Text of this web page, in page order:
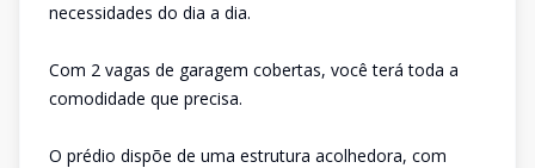
necessidades do dia a dia.
Com 2 vagas de garagem cobertas, você terá toda a
comodidade que precisa.
O prédio dispõe de uma estrutura acolhedora, com